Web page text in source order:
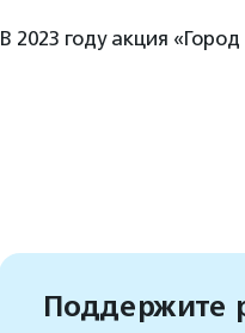
В 2023 году акция
Поддержите